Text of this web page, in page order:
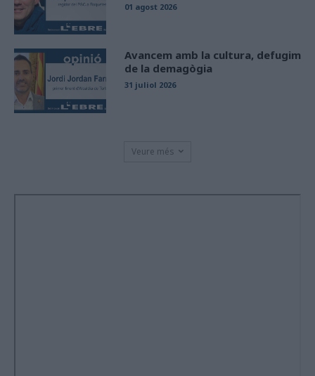
01 agost 2026
Avancem amb la cultura, defugim
de la demagògia
31 juliol 2026
Veure més